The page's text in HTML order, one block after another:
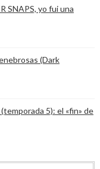
SNAPS, yo fui una
(Dark
5): el «fin» de